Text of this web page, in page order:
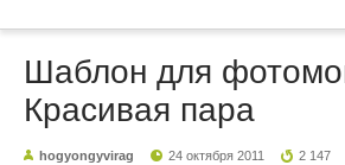
Шаблон для
Красивая пара
hogyongyvirag 24 октября 2011 2 147